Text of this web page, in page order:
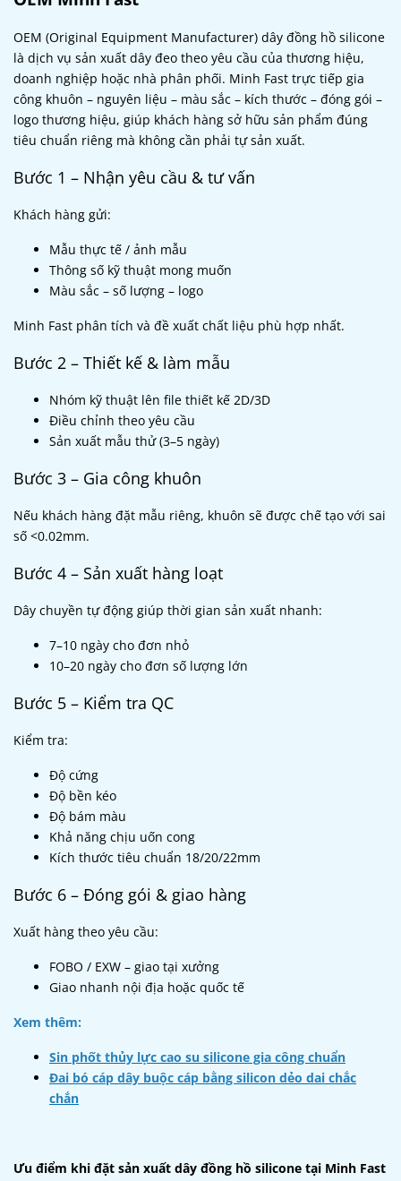
OEM (Original Equipment Manufacturer) dây đồng hồ silicone
là dịch vụ sản xuất dây đeo theo yêu cầu của thương hiệu,
doanh nghiệp hoặc nhà phân phối. Minh Fast trực tiếp gia
công khuôn – nguyên liệu – màu sắc – kích thước – đóng gói –
logo thương hiệu, giúp khách hàng sở hữu sản phẩm đúng
tiêu chuẩn riêng mà không cần phải tự sản xuất.
Bước 1 – Nhận yêu cầu & tư vấn
Khách hàng gửi:
Mẫu thực tế / ảnh mẫu
Thông số kỹ thuật mong muốn
Màu sắc – số lượng – logo
Minh Fast phân tích và đề xuất chất liệu phù hợp nhất.
Bước 2 – Thiết kế & làm mẫu
Nhóm kỹ thuật lên file thiết kế 2D/3D
Điều chỉnh theo yêu cầu
Sản xuất mẫu thử (3–5 ngày)
Bước 3 – Gia công khuôn
Nếu khách hàng đặt mẫu riêng, khuôn sẽ được chế tạo với sai
số <0.02mm.
Bước 4 – Sản xuất hàng loạt
Dây chuyền tự động giúp thời gian sản xuất nhanh:
7–10 ngày cho đơn nhỏ
10–20 ngày cho đơn số lượng lớn
Bước 5 – Kiểm tra QC
Kiểm tra:
Độ cứng
Độ bền kéo
Độ bám màu
Khả năng chịu uốn cong
Kích thước tiêu chuẩn 18/20/22mm
Bước 6 – Đóng gói & giao hàng
Xuất hàng theo yêu cầu:
FOBO / EXW – giao tại xưởng
Giao nhanh nội địa hoặc quốc tế
Xem thêm:
Sin phốt thủy lực cao su silicone gia công chuẩn
Đai bó cáp dây buộc cáp bằng silicon dẻo dai chắc
chắn
Ưu điểm khi đặt sản xuất dây đồng hồ silicone tại Minh Fast